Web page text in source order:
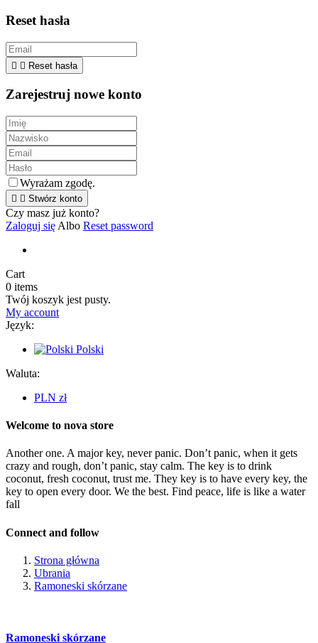
Reset hasła
  Reset hasła
Zarejestruj nowe konto
Wyrażam zgodę.
  Stwórz konto
Czy masz już konto?
Zaloguj się Albo Reset password
Cart
0 items
Twój koszyk jest pusty.
My account
Język:
Polski
Waluta:
PLN zł
Welcome to nova store
Another one. A major key, never panic. Don’t panic, when it gets
crazy and rough, don’t panic, stay calm. The key is to drink
coconut, fresh coconut, trust me. They key is to have every key, the
key to open every door. We the best. Find peace, life is like a water
fall
Connect and follow
Strona główna
Ubrania
Ramoneski skórzane
Ramoneski skórzane